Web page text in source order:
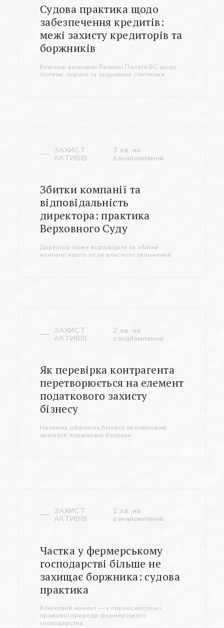
Судова практика щодо
забезпечення кредитів:
межі захисту кредиторів та
боржників
Ключові висновки Великої Палати ВС щодо
іпотеки, поруки та звернення стягнення
ЗАХИСТ
АКТИВІВ
3 хв. на
ознайомлення
Збитки компанії та
відповідальність
директора: практика
Верховного Суду
Директор може відповідати за збитки
компанії навіть після власного звільнення
ЗАХИСТ
АКТИВІВ
2 хв. на
ознайомлення
Як перевірка контрагента
перетворюється на елемент
податкового захисту
бізнесу
Належна обачність бізнесу як ключовий
критерій податкової безпеки
ЗАХИСТ
АКТИВІВ
1 хв. на
ознайомлення
Частка у фермерському
господарстві більше не
захищає боржника: судова
практика
Ключовий момент — у переосмисленні
правової природи фермерського
господарства
Заповніть потрібні поля